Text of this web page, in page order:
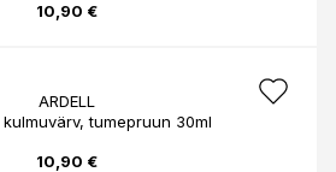
10,90 €
ARDELL
tumepruun 30ml
10,90 €